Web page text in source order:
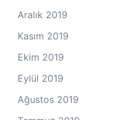
Aralık 2019
Kasım 2019
Ekim 2019
Eylül 2019
Ağustos 2019